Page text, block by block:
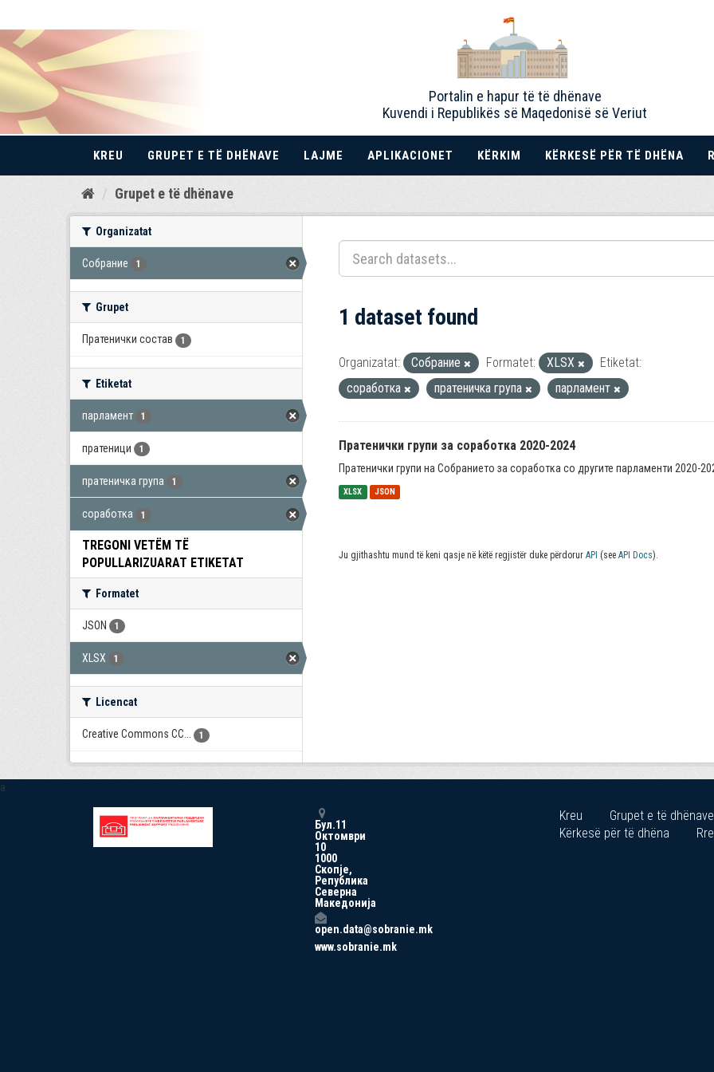
Kalo
Portalin e hapur të të dhënave
Kuvendi i Republikës së Maqedonisë së Veriut
KREU GRUPET E TË DHËNAVE LAJME APLIKACIONET KËRKIM KËRKESË PËR TË DHËNA
Grupet e të dhënave
Organizatat
Собрание 1
Grupet
Пратенички состав 1
Etiketat
парламент 1
пратеници 1
пратеничка група 1
соработка 1
TREGONI VETËM TË
POPULLARIZUARAT ETIKETAT
Formatet
JSON 1
XLSX 1
Licencat
Creative Commons CC... 1
1 dataset found
Organizatat: Собрание Formatet: XLSX
Etiketat:
соработка
пратеничка група парламент
Пратенички групи за соработка 2020-2024
Пратенички групи на Собранието за соработка со другите парламенти 2020-
XLSX JSON
Ju gjithashtu mund të keni qasje në këtë regjistër duke përdorur API (see API Docs).
a
Бул.11
Октомври
10
1000
Скопје,
Република
Северна
Македонија
open.data@sobranie.mk
www.sobranie.mk
Kreu
Grupet e të dhënave
Kërkesë për të dhëna